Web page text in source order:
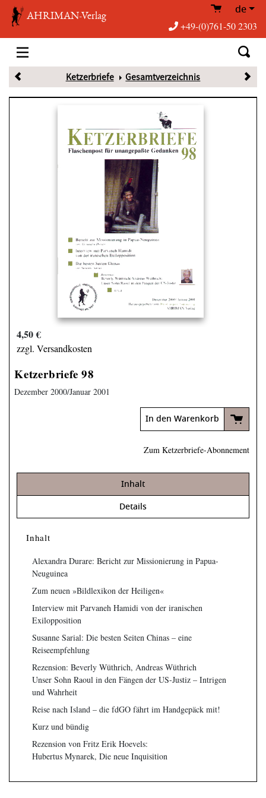
AHRIMAN-Verlag de
+49-(0)761-50 2303
Ketzerbriefe Gesamtverzeichnis
4,50 €
zzgl. Versandkosten
Ketzerbriefe 98
Dezember 2000/Januar 2001
In den Warenkorb
Zum Ketzerbriefe-Abonnement
Inhalt
Details
Inhalt
Alexandra Durare: Bericht zur Missionierung in Papua-
Neuguinea
Zum neuen »Bildlexikon der Heiligen«
Interview mit Parvaneh Hamidi von der iranischen
Exilopposition
Susanne Sarial: Die besten Seiten Chinas – eine
Reiseempfehlung
Rezension: Beverly Wüthrich, Andreas Wüthrich
Unser Sohn Raoul in den Fängen der US-Justiz – Intrigen
und Wahrheit
Reise nach Island – die fdGO fährt im Handgepäck mit!
Kurz und bündig
Rezension von Fritz Erik Hoevels:
Hubertus Mynarek, Die neue Inquisition